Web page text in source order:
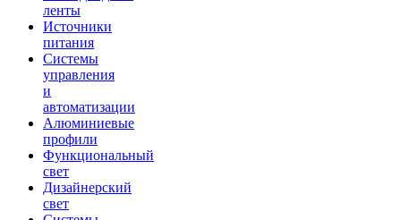
ленты
Источники
питания
Системы
управления
и
автоматизации
Алюминиевые
профили
Функциональный
свет
Дизайнерский
свет